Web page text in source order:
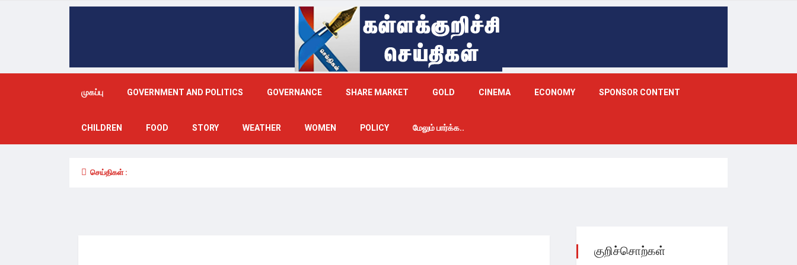
முகப்பு GOVERNMENT AND POLITICS GOVERNANCE SHARE MARKET GOLD CINEMA ECONOMY SPONSOR CONTENT
CHILDREN FOOD STORY WEATHER WOMEN POLICY மேலும் பார்க்க..
செய்திகள் :
குறிச்சொற்கள்